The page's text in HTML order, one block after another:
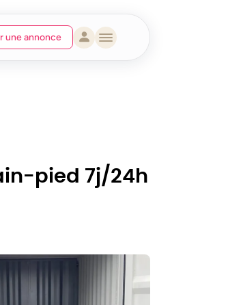
une annonce
pied 7j/24h